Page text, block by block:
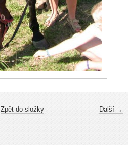
Další →
Zpět do složky